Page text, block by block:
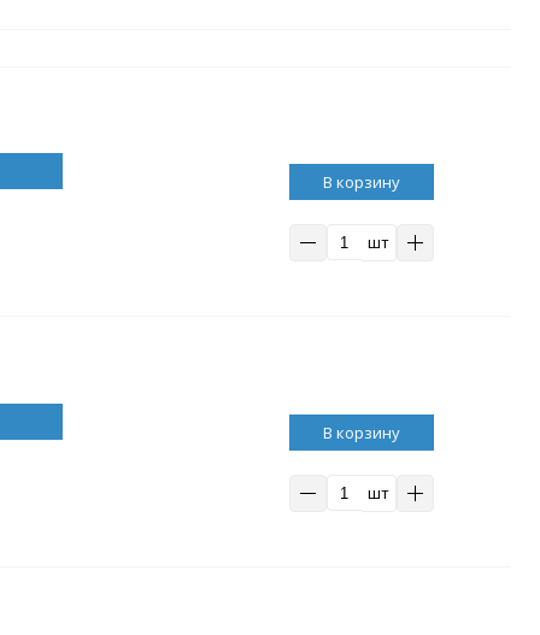
В корзину
шт
В корзину
шт